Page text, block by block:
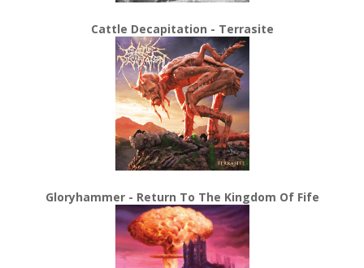
Cattle Decapitation - Terrasite
Gloryhammer - Return To The Kingdom Of Fife